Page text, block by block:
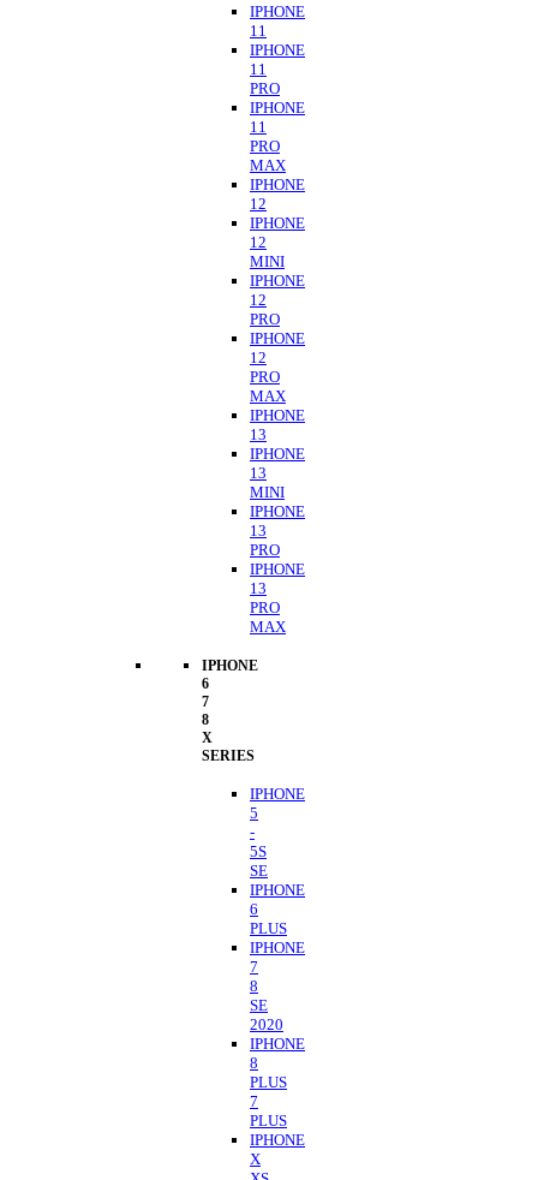
IPHONE
11
IPHONE
11
PRO
IPHONE
11
PRO
MAX
IPHONE
12
IPHONE
12
MINI
IPHONE
12
PRO
IPHONE
12
PRO
MAX
IPHONE
13
IPHONE
13
MINI
IPHONE
13
PRO
IPHONE
13
PRO
MAX
IPHONE
6
7
8
X
SERIES
IPHONE
5
-
5S
SE
IPHONE
6
PLUS
IPHONE
7
8
SE
2020
IPHONE
8
PLUS
7
PLUS
IPHONE
X